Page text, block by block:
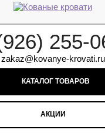
255-
zakaz@kovanye-krovati.ru
КАТАЛОГ ТОВАРОВ
АКЦИИ